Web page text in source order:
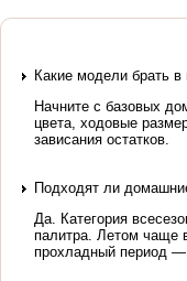
Какие модели брать
Начните с базовых
цвета, ходовые
зависания остатков.
Подходят ли
Да. Категория
палитра. Летом чаще
прохладный период —